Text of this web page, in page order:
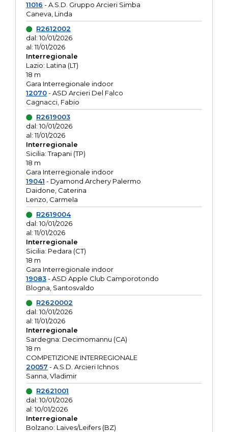
11016 - A.S.D. Gruppo Arcieri Simba
Caneva, Linda
R2612002
dal: 10/01/2026
al: 11/01/2026
Interregionale
Lazio: Latina (LT)
18 m
Gara Interregionale indoor
12070- ASD Arcieri Del Falco
Cagnacci, Fabio
R2619003
dal: 10/01/2026
al: 11/01/2026
Interregionale
Sicilia: Trapani (TP)
18 m
Gara Interregionale indoor
19041 - Dyamond Archery Palermo
Daidone, Caterina
Lenzo, Carmela
R2619004
dal: 10/01/2026
al: 11/01/2026
Interregionale
Sicilia: Pedara (CT)
18 m
Gara Interregionale indoor
19083- ASD Apple Club Camporotondo
Blogna, Santosvaldo
R2620002
dal: 10/01/2026
al: 11/01/2026
Interregionale
Sardegna: Decimomannu (CA)
18 m
COMPETIZIONE INTERREGIONALE
20057 - A.S.D. Arcieri Ichnos
Sanna, Vladimir
R2621001
dal: 10/01/2026
al: 10/01/2026
Interregionale
Bolzano: Laives/Leifers (BZ)